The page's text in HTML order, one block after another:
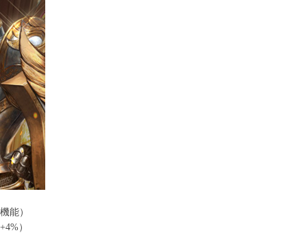
能）
）